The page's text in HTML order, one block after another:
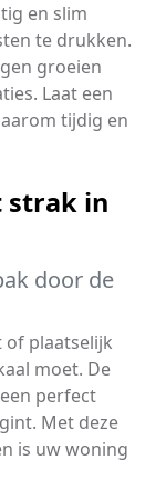
en slim
te drukken.
groeien
Laat een
tijdig en
strak in
door de
of plaatselijk
moet. De
perfect
Met deze
is uw woning